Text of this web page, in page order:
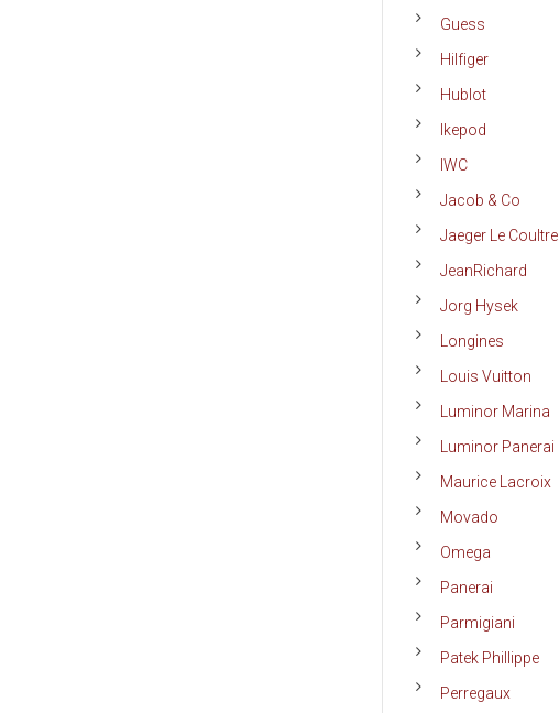
Guess
Hilfiger
Hublot
Ikepod
IWC
Jacob & Co
Jaeger Le Coultre
JeanRichard
Jorg Hysek
Longines
Louis Vuitton
Luminor Marina
Luminor Panerai
Maurice Lacroix
Movado
Omega
Panerai
Parmigiani
Patek Phillippe
Perregaux